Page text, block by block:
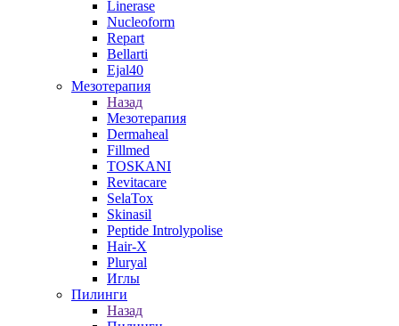
Linerase
Nucleoform
Repart
Bellarti
Ejal40
Мезотерапия
Назад
Мезотерапия
Dermaheal
Fillmed
TOSKANI
Revitacare
SelaTox
Skinasil
Peptide Introlypolise
Hair-X
Pluryal
Иглы
Пилинги
Назад